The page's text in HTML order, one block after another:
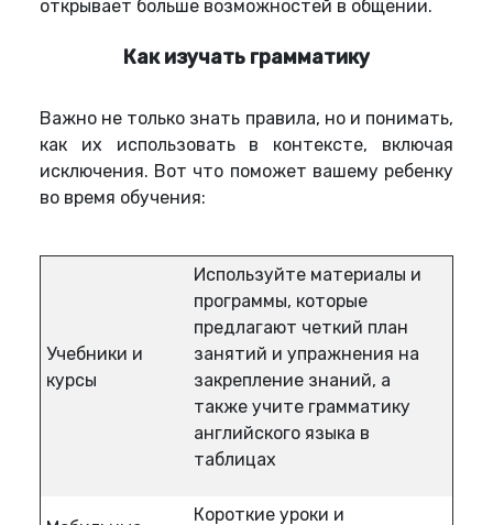
открывает больше возможностей в общении.
Как изучать грамматику
Важно не только знать правила, но и понимать,
как их использовать в контексте, включая
исключения. Вот что поможет вашему ребенку
во время обучения:
Учебники и
курсы
Используйте материалы и
программы, которые
предлагают четкий план
занятий и упражнения на
закрепление знаний, а
также учите грамматику
английского языка в
таблицах
Короткие уроки и